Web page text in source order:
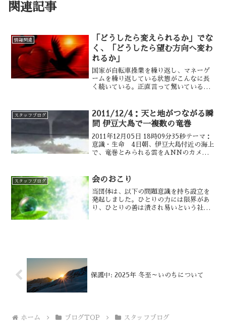
関連記事
情報関連
「どうしたら変えられるか」でな
く、「どうしたら望む方向へ変わ
れるか」
国家が自転車操業を繰り返し、マネーゲ
ームを繰り返している状態がこんなに長
く続いている。正直言って驚いている。
でに多くの人間に認識されてきた。だか
らこの現在の異様な社会の...
スタッフブログ
2011/12/4：天と地がつながる瞬
間 伊豆大島で一複数の竜巻
2011年12月05日 18時09分35秒テーマ：
意識・生命 4日朝、伊豆大島付近の海上
で、竜巻とみられる雲をANNのカメラ
下を結んでいる竜巻が日本で観測される
のは珍し...
スタッフブログ 会のおこり
当団体は、以下の問題意識を持ち設立を
発起しました。ひとりの力には限界があ
り、ひとりの善は潰され易いという社会
保護中: 2025年 冬至～いのちについて
ホーム ブログTOP スタッフブログ